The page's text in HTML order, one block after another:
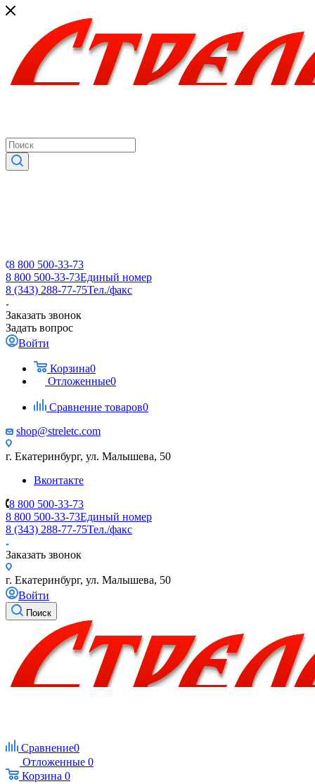
8 800 500-33-73
8 800 500-33-73Единый номер
8 (343) 288-77-75Тел./факс
Заказать звонок
Задать вопрос
Войти
Корзина0
Отложенные0
Сравнение товаров0
shop@streletc.com
г. Екатеринбург, ул. Малышева, 50
Вконтакте
8 800 500-33-73
8 800 500-33-73Единый номер
8 (343) 288-77-75Тел./факс
Заказать звонок
г. Екатеринбург, ул. Малышева, 50
Войти
Поиск
Сравнение0
Отложенные 0
Корзина 0